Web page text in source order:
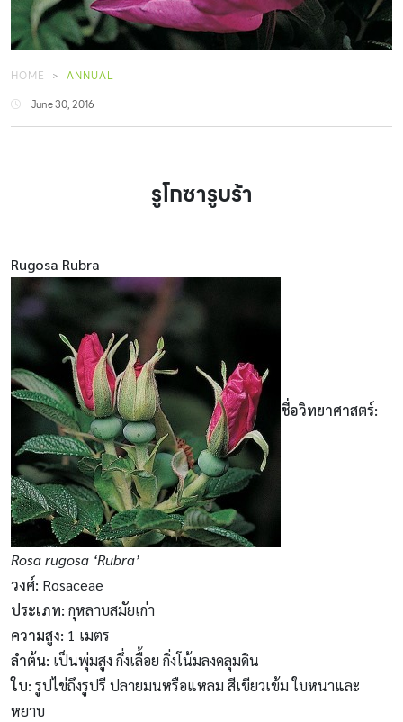
HOME
ANNUAL
June 30, 2016
รูโกซารูบร้า
Rugosa Rubra
ชื่อวิทยาศาสตร์:
Rosa rugosa ‘Rubra’
วงศ์: Rosaceae
ประเภท: กุหลาบสมัยเก่า
ความสูง: 1 เมตร
ลำต้น: เป็นพุ่มสูง กึ่งเลื้อย กิ่งโน้มลงคลุมดิน
ใบ: รูปไข่ถึงรูปรี ปลายมนหรือแหลม สีเขียวเข้ม ใบหนาและ
หยาบ